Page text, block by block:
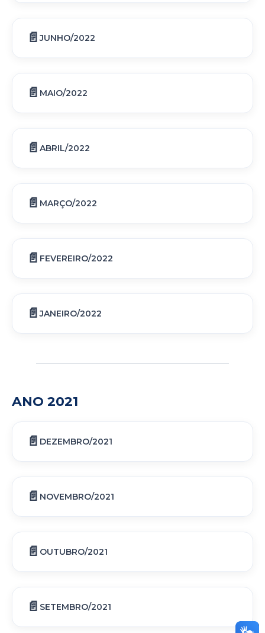
JUNHO/2022
MAIO/2022
ABRIL/2022
MARÇO/2022
FEVEREIRO/2022
JANEIRO/2022
ANO 2021
DEZEMBRO/2021
NOVEMBRO/2021
OUTUBRO/2021
SETEMBRO/2021